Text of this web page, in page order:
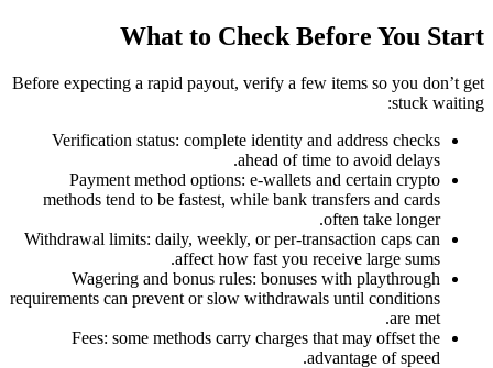
What to Check Before You Start
Before expecting a rapid payout, verify a few items so you don’t get
stuck waiting:
Verification status: complete identity and address checks
ahead of time to avoid delays.
Payment method options: e-wallets and certain crypto
methods tend to be fastest, while bank transfers and cards
often take longer.
Withdrawal limits: daily, weekly, or per-transaction caps can
affect how fast you receive large sums.
Wagering and bonus rules: bonuses with playthrough
requirements can prevent or slow withdrawals until conditions
are met.
Fees: some methods carry charges that may offset the
advantage of speed.